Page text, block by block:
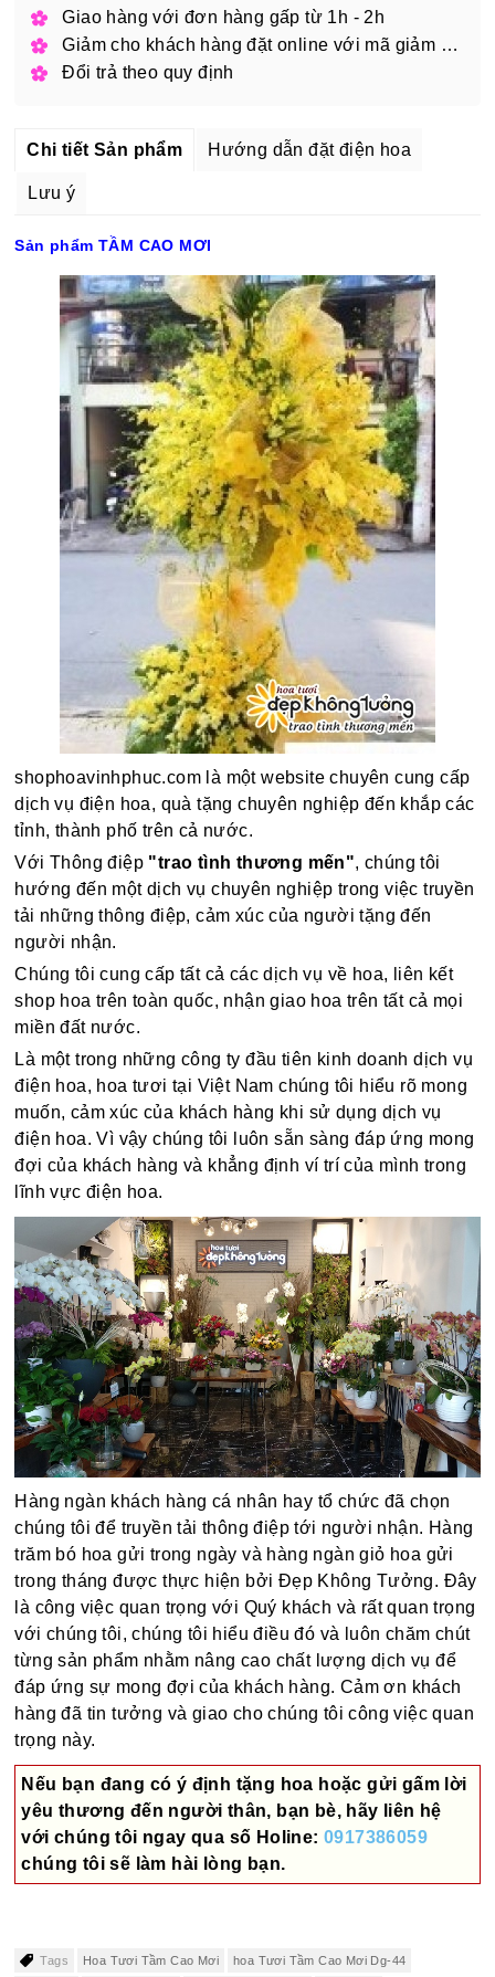
Giao hàng với đơn hàng gấp từ 1h - 2h
Giảm cho khách hàng đặt online với mã giảm giá
Đổi trả theo quy định
Chi tiết Sản phẩm Hướng dẫn đặt điện hoa
Lưu ý
Sản phẩm TẦM CAO MƠI
shophoavinhphuc.com là một website chuyên cung cấp
dịch vụ điện hoa, quà tặng chuyên nghiệp đến khắp các
tỉnh, thành phố trên cả nước.
Với Thông điệp "trao tình thương mến", chúng tôi
hướng đến một dịch vụ chuyên nghiệp trong việc truyền
tải những thông điệp, cảm xúc của người tặng đến
người nhận.
Chúng tôi cung cấp tất cả các dịch vụ về hoa, liên kết
shop hoa trên toàn quốc, nhận giao hoa trên tất cả mọi
miền đất nước.
Là một trong những công ty đầu tiên kinh doanh dịch vụ
điện hoa, hoa tươi tại Việt Nam chúng tôi hiểu rõ mong
muốn, cảm xúc của khách hàng khi sử dụng dịch vụ
điện hoa. Vì vậy chúng tôi luôn sẵn sàng đáp ứng mong
đợi của khách hàng và khẳng định ví trí của mình trong
lĩnh vực điện hoa.
Hàng ngàn khách hàng cá nhân hay tổ chức đã chọn
chúng tôi để truyền tải thông điệp tới người nhận. Hàng
trăm bó hoa gửi trong ngày và hàng ngàn giỏ hoa gửi
trong tháng được thực hiện bởi Đẹp Không Tưởng. Đây
là công việc quan trọng với Quý khách và rất quan trọng
với chúng tôi, chúng tôi hiểu điều đó và luôn chăm chút
từng sản phẩm nhằm nâng cao chất lượng dịch vụ để
đáp ứng sự mong đợi của khách hàng. Cảm ơn khách
hàng đã tin tưởng và giao cho chúng tôi công việc quan
trọng này.
Nếu bạn đang có ý định tặng hoa hoặc gửi gấm lời
yêu thương đến người thân, bạn bè, hãy liên hệ
với chúng tôi ngay qua số Holine:0917386059
chúng tôi sẽ làm hài lòng bạn.
Tags Hoa Tươi Tầm Cao Mơi hoa Tươi Tầm Cao Mơi Dg-44